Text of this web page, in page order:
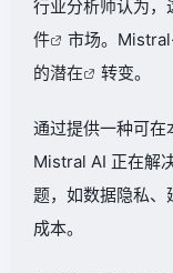
行业分析师认为，
件
市场。
的潜在 转变。
通过提供一种可在
Mistral AI 正在解
题，如数据隐私、
成本。